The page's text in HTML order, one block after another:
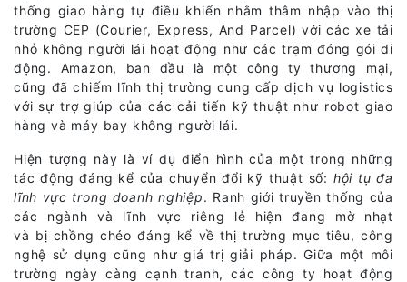
thống giao hàng tự điều khiển nhằm thâm nhập vào thị
trường CEP (Courier, Express, And Parcel) với các xe tải
nhỏ không người lái hoạt động như các trạm đóng gói di
động. Amazon, ban đầu là một công ty thương mại,
cũng đã chiếm lĩnh thị trường cung cấp dịch vụ logistics
với sự trợ giúp của các cải tiến kỹ thuật như robot giao
hàng và máy bay không người lái.
Hiện tượng này là ví dụ điển hình của một trong những
tác động đáng kể của chuyển đổi kỹ thuật số: hội tụ đa
lĩnh vực trong doanh nghiệp. Ranh giới truyền thống của
các ngành và lĩnh vực riêng lẻ hiện đang mờ nhạt
và bị chồng chéo đáng kể về thị trường mục tiêu, công
nghệ sử dụng cũng như giá trị giải pháp. Giữa một môi
trường ngày càng cạnh tranh, các công ty hoạt động